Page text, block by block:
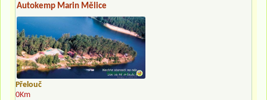
Autokemp Marin Mělice
Přelouč
0Km